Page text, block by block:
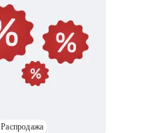
Распродажа